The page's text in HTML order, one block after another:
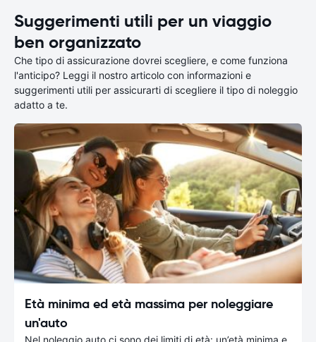
Suggerimenti utili per un viaggio
ben organizzato
Che tipo di assicurazione dovrei scegliere, e come funziona
l'anticipo? Leggi il nostro articolo con informazioni e
suggerimenti utili per assicurarti di scegliere il tipo di noleggio
adatto a te.
Età minima ed età massima per noleggiare
un'auto
Nel noleggio auto ci sono dei limiti di età: un’età minima e